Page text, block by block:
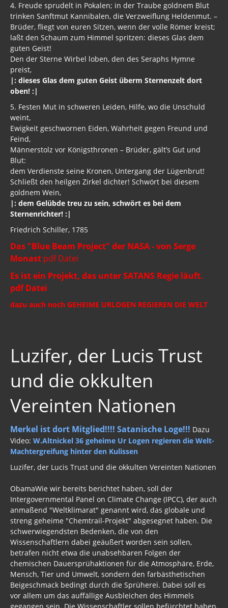
4. Freude sprudelt in Pokalen; in der Traube goldnem Blut
trinken Sanftmut Kannibalen, die Verzweiflung Heldenmut. –
Brüder, fliegt von euren Sitzen, wenn der volle Römer kreist;
laßt den Schaum zum Himmel spritzen: dieses Glas dem
guten Geist!
Den der Sterne Wirbel loben, den des Seraphs Hymne
preist,
|: dieses Glas dem guten Geist überm Sternenzelt dort
oben! :|
5. Festen Mut in schweren Leiden, Hilfe, wo die Unschuld
weint,
Ewigkeit geschwornen Eiden, Wahrheit gegen Freund und
Feind,
Männerstolz vor Königsthronen – Brüder, gält’s Gut und
Blut:
dem Verdienste seine Kronen, Untergang der Lügenbrut!
Schließt den heilgen Zirkel dichter! Schwört bei diesem
goldnem Wein,
|: dem Gelübde treu zu sein, schwört es bei dem
Sternenrichter! :|
Friedrich Schiller, 1785
Das "Blue Beam Project" der NASA - von Serge
Monast pdf Datei
Es ist ein Projekt, das unter SATANS Regie läuft.
pdf Datei
dazu auch noch GEHEIME URLOGEN REGIEREN DIE WELT
Luzifer, der Lucis Trust
und die okkulten
Vereinten Nationen
Merkel ist dort Mitglied!!!! Satanische Loge!!! Dazu
Video: W.Altnickel 36 geheime Ur Logen regieren die Welt-
Machtergreifung hinter den Kulissen
Luzifer, der Lucis Trust und die okkulten Vereinten Nationen
ObamaWie wir bereits berichtet haben, soll der
Intergovernmental Panel on Climate Change (IPCC), der auch
anmaßend "Weltklimarat" genannt wird, das globale und
streng geheime "Chemtrail-Projekt" abgesegnet haben. Die
schwerwiegendsten Bedenken, die von den
Wissenschaftlern dabei geäußert worden sein sollen,
betrafen nicht etwa die unabsehbaren Folgen der
chemischen Dauersprühaktionen für die Atmosphäre, Erde,
Mensch, Tier und Umwelt, sondern den farbästhetischen
Beigeschmack bedingt durch die Sprüherei. Dabei soll es
vor allem um das auffällige Ausbleichen des Himmels